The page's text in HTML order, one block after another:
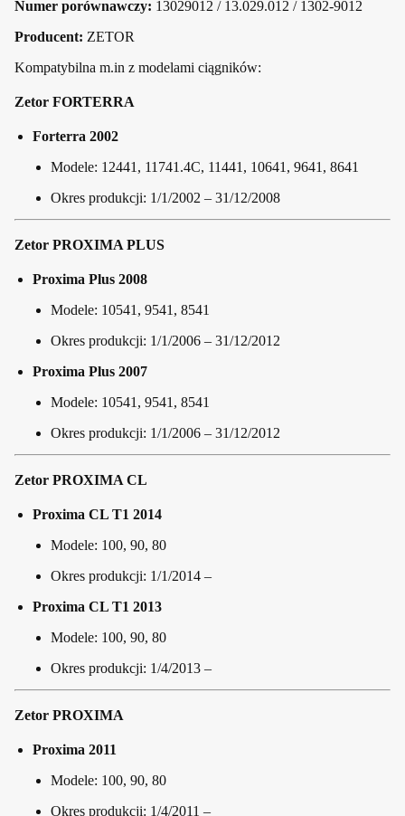
Numer porównawczy: 13029012 / 13.029.012 / 1302-9012
Producent: ZETOR
Kompatybilna m.in z modelami ciągników:
Zetor FORTERRA
Forterra 2002
Modele: 12441, 11741.4C, 11441, 10641, 9641, 8641
Okres produkcji: 1/1/2002 – 31/12/2008
Zetor PROXIMA PLUS
Proxima Plus 2008
Modele: 10541, 9541, 8541
Okres produkcji: 1/1/2006 – 31/12/2012
Proxima Plus 2007
Modele: 10541, 9541, 8541
Okres produkcji: 1/1/2006 – 31/12/2012
Zetor PROXIMA CL
Proxima CL T1 2014
Modele: 100, 90, 80
Okres produkcji: 1/1/2014 –
Proxima CL T1 2013
Modele: 100, 90, 80
Okres produkcji: 1/4/2013 –
Zetor PROXIMA
Proxima 2011
Modele: 100, 90, 80
Okres produkcji: 1/4/2011 –